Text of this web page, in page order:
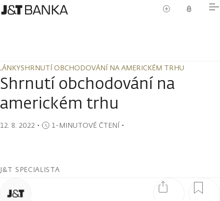
SHRNUTÍ OBCHODOVÁNÍ NA AMERICKÉM TRHU
SHRNUTÍ OBCHODOVÁNÍ NA AMERICKÉM TRHU
Shrnutí obchodování na
americkém trhu
12. 8. 2022 ・ 1-MINUTOVÉ ČTENÍ・
J&T SPECIALISTA